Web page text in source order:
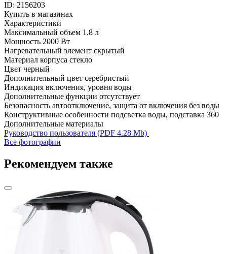
ID: 2156203
Купить в магазинах
Характеристики
Максимальный объем 1.8 л
Мощность 2000 Вт
Нагревательный элемент скрытый
Материал корпуса стекло
Цвет черный
Дополнительный цвет серебристый
Индикация включения, уровня воды
Дополнительные функции отсутствует
Безопасность автоотключение, защита от включения без воды
Конструктивные особенности подсветка воды, подставка 360
Дополнительные материалы
Руководство пользователя (PDF 4.28 Mb)
Все фотографии
Рекомендуем также